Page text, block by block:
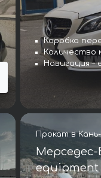
Коробка
Количество
Навигация –
Прокат в
Мерседес-
equipment